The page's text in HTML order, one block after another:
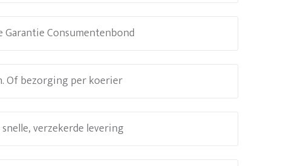
Garantie Consumentenbond
Of bezorging per koerier
verzekerde levering